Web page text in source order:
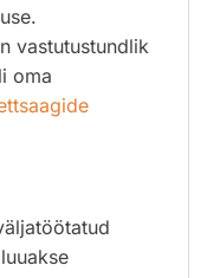
vastutustundlik
oma